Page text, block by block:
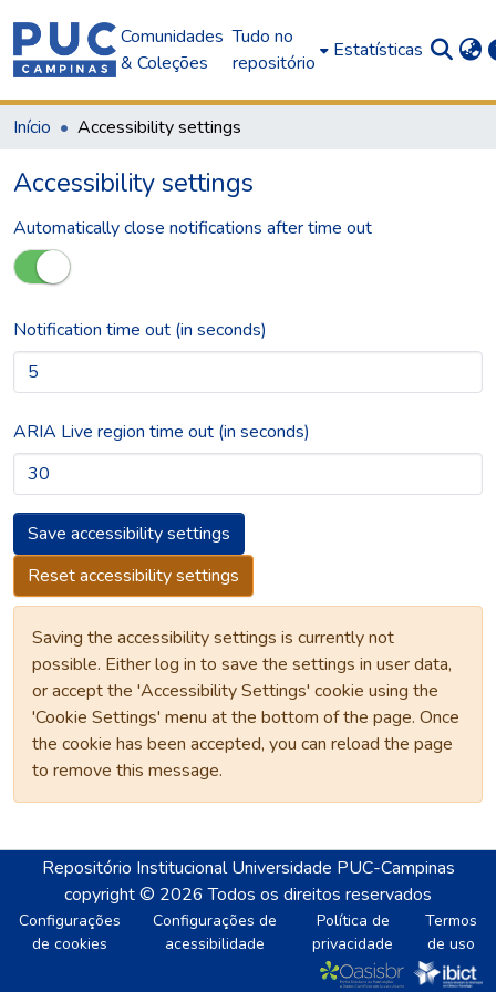
Comunidades
& Coleções
Tudo no
repositório
Estatísticas
Início Accessibility settings
Accessibility settings
Automatically close notifications after time out
Notification time out (in seconds)
ARIA Live region time out (in seconds)
Save accessibility settings
Reset accessibility settings
Saving the accessibility settings is currently not
possible. Either log in to save the settings in user data,
or accept the 'Accessibility Settings' cookie using the
'Cookie Settings' menu at the bottom of the page. Once
the cookie has been accepted, you can reload the page
to remove this message.
Repositório Institucional Universidade PUC-Campinas
copyright © 2026Todos os direitos reservados
Configurações
de cookies
Configurações de
acessibilidade
Política de
privacidade
Termos
de uso